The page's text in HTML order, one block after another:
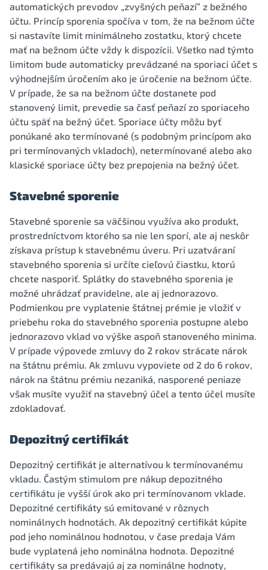
automatických prevodov „zvyšných peňazí“ z bežného
účtu. Princíp sporenia spočíva v tom, že na bežnom účte
si nastavíte limit minimálneho zostatku, ktorý chcete
mať na bežnom účte vždy k dispozícii. Všetko nad týmto
limitom bude automaticky prevádzané na sporiaci účet s
výhodnejším úročením ako je úročenie na bežnom účte.
V prípade, že sa na bežnom účte dostanete pod
stanovený limit, prevedie sa časť peňazí zo sporiaceho
účtu späť na bežný účet. Sporiace účty môžu byť
ponúkané ako termínované (s podobným princípom ako
pri termínovaných vkladoch), netermínované alebo ako
klasické sporiace účty bez prepojenia na bežný účet.
Stavebné sporenie
Stavebné sporenie sa väčšinou využíva ako produkt,
prostredníctvom ktorého sa nie len sporí, ale aj neskôr
získava prístup k stavebnému úveru. Pri uzatváraní
stavebného sporenia si určíte cieľovú čiastku, ktorú
chcete nasporiť. Splátky do stavebného sporenia je
možné uhrádzať pravidelne, ale aj jednorazovo.
Podmienkou pre vyplatenie štátnej prémie je vložiť v
priebehu roka do stavebného sporenia postupne alebo
jednorazovo vklad vo výške aspoň stanoveného minima.
V prípade výpovede zmluvy do 2 rokov strácate nárok
na štátnu prémiu. Ak zmluvu vypoviete od 2 do 6 rokov,
nárok na štátnu prémiu nezaniká, nasporené peniaze
však musíte využiť na stavebný účel a tento účel musíte
zdokladovať.
Depozitný certifikát
Depozitný certifikát je alternatívou k termínovanému
vkladu. Častým stimulom pre nákup depozitného
certifikátu je vyšší úrok ako pri termínovanom vklade.
Depozitné certifikáty sú emitované v rôznych
nominálnych hodnotách. Ak depozitný certifikát kúpite
pod jeho nominálnou hodnotou, v čase predaja Vám
bude vyplatená jeho nominálna hodnota. Depozitné
certifikáty sa predávajú aj za nominálne hodnoty,